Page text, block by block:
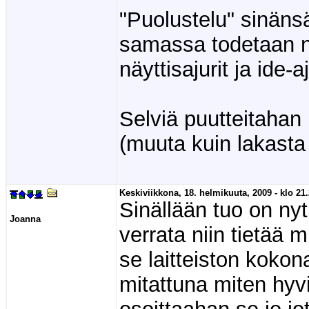
"Puolustelu"
samassa todetaan
näyttisajurit ja ide-
Selviä
(muuta kuin
Joanna
Keskiviikkona, 18. helmikuuta, 2009 - klo
Sinällään tuo on
verrata niin tietää
se laitteiston
mitattuna miten